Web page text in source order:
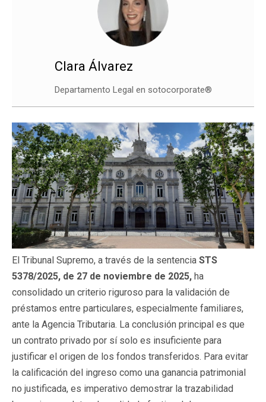
Clara Álvarez
Departamento Legal en sotocorporate®
El Tribunal Supremo, a través de la sentencia STS
5378/2025, de 27 de noviembre de 2025, ha
consolidado un criterio riguroso para la validación de
préstamos entre particulares, especialmente familiares,
ante la Agencia Tributaria. La conclusión principal es que
un contrato privado por sí solo es insuficiente para
justificar el origen de los fondos transferidos. Para evitar
la calificación del ingreso como una ganancia patrimonial
no justificada, es imperativo demostrar la trazabilidad